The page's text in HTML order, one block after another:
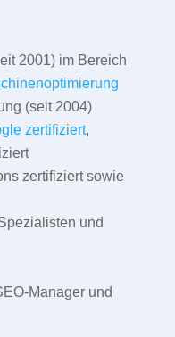
2001) im Bereich
(seit 2004)
zertifiziert,
zertifiziert sowie
und
Manager und